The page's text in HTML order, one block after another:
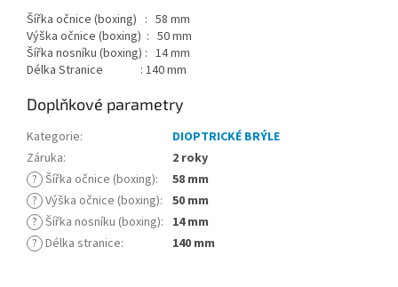
Šířka očnice (boxing) : 58 mm
Výška očnice (boxing) : 50 mm
Šířka nosníku (boxing) : 14 mm
Délka Stranice : 140 mm
Doplňkové parametry
Kategorie:
DIOPTRICKÉ BRÝLE
Záruka:
2 roky
? Šířka očnice (boxing):
58 mm
? Výška očnice (boxing): 50 mm
? Šířka nosníku (boxing): 14 mm
? Délka stranice: 140 mm